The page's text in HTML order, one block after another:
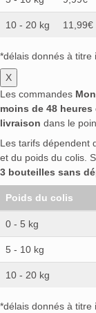
10 - 20 kg 11,99€
*délais donnés à titre
X
Les commandes
moins de 48 heures
livraison dans le
Les tarifs dépendent
et du poids du colis.
3 bouteilles sans
Poids du colis
0 - 5 kg
5 - 10 kg
10 - 20 kg
*délais donnés à titre